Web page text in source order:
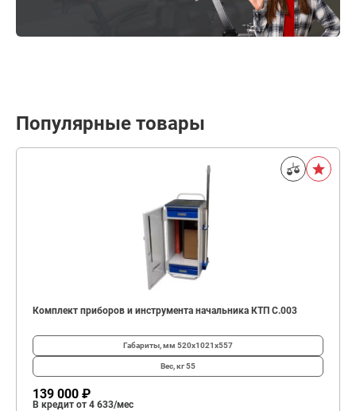
Популярные товары
Комплект приборов и инструмента начальника КТП C.003
Габариты, мм 520х1021х557
Вес, кг55
139 000 ₽
В кредит от 4 633/мес